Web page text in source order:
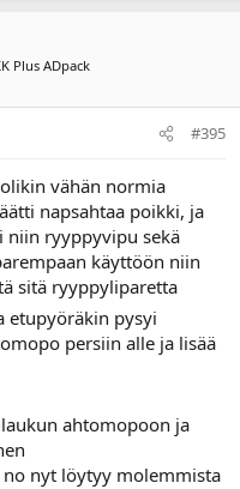
Plus ADpack
#395
vähän normia
napsahtaa poikki, ja
niin ryyppyvipu sekä
käyttöön niin
sitä ryyppyliparetta
etupyöräkin pysyi
persiin alle ja lisää
ahtomopoon ja
nyt löytyy molemmista